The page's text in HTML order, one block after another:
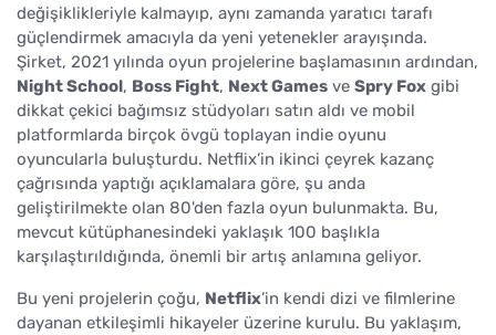
değişiklikleriyle kalmayıp, aynı zamanda yaratıcı tarafı
güçlendirmek amacıyla da yeni yetenekler arayışında.
Şirket, 2021 yılında oyun projelerine başlamasının ardından,
Night School, Boss Fight, Next Games ve Spry Fox gibi
dikkat çekici bağımsız stüdyoları satın aldı ve mobil
platformlarda birçok övgü toplayan indie oyunu
oyuncularla buluşturdu. Netflix’in ikinci çeyrek kazanç
çağrısında yaptığı açıklamalara göre, şu anda
geliştirilmekte olan 80'den fazla oyun bulunmakta. Bu,
mevcut kütüphanesindeki yaklaşık 100 başlıkla
karşılaştırıldığında, önemli bir artış anlamına geliyor.
Bu yeni projelerin çoğu, Netflix’in kendi dizi ve filmlerine
dayanan etkileşimli hikayeler üzerine kurulu. Bu yaklaşım,